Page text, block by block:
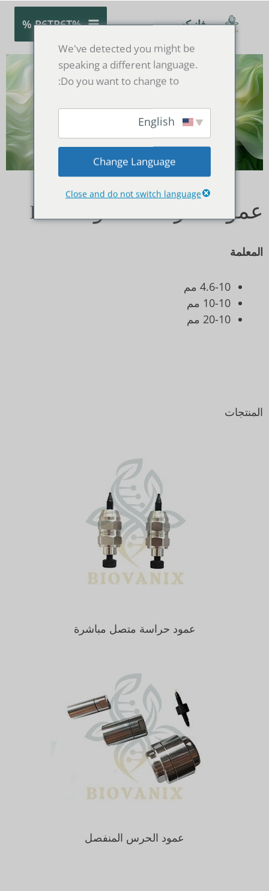
بيو فانيكس %P6TP6T %
عمود الحراسة لعمود HPLC
المعلمة
4.6-10 مم
10-10 مم
20-10 مم
المنتجات
عمود حراسة متصل مباشرة
عمود الحرس المنفصل
We've detected you might be
speaking a different language.
Do you want to change to:
Change Language
Close and do not switch language